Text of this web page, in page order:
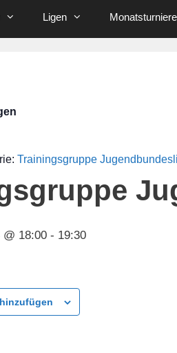
Ligen Monatsturniere
Trainingsgruppe
@ 18:00 - 19:30